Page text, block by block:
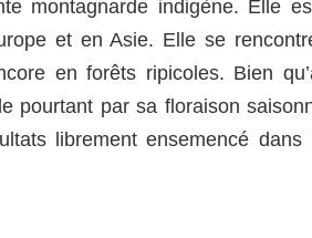
montagnarde indigène. Elle
et en Asie. Elle se
en forêts ripicoles. Bien
pourtant par sa floraison
librement ensemencé dans